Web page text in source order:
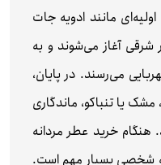
مانند ادویه‌ جات
شرقی آغاز می‌شوند و به‌
می‌رسند. در پایان،
یا تنباکو، ماندگاری
خرید عطر مردانه
شخصی بسیار مهم است.